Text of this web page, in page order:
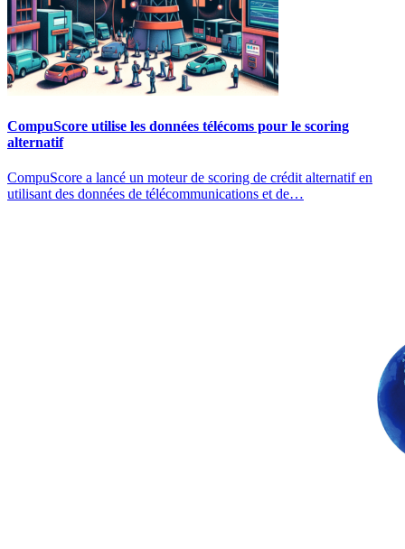
CompuScore utilise les données télécoms pour le scoring
alternatif
CompuScore a lancé un moteur de scoring de crédit alternatif en
utilisant des données de télécommunications et de…